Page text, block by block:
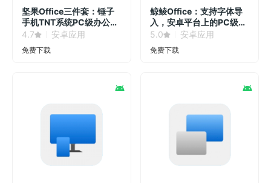
坚果Office三件套：锤子
手机TNT系统PC级办公软
件！
4.7 安卓应用
免费下载
鲸鲮Office：支持字体导
入，安卓平台上的PC级办
公软件！
5.0 安卓应用
免费下载